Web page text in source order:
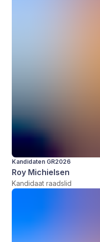
Kandidaten GR2026
Roy Michielsen
Kandidaat raadslid